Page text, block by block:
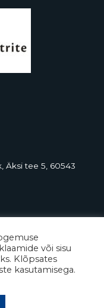
Äksi tee 5, 60543
või sisu
Klõpsates
kasutamisega.